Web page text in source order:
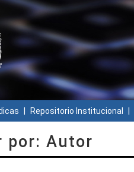
Repositorio Institucional
por: Autor